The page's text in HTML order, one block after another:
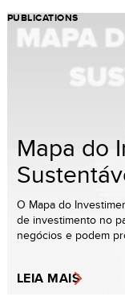
PUBLICATIONS
Mapa do
O Mapa do
de investimento no
negócios e podem
LEIA MAIS